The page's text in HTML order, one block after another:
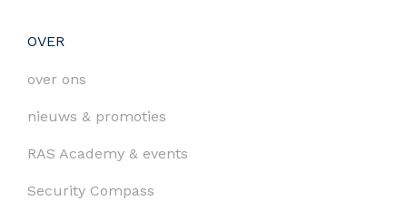
OVER
over ons
nieuws & promoties
RAS Academy & events
Security Compass